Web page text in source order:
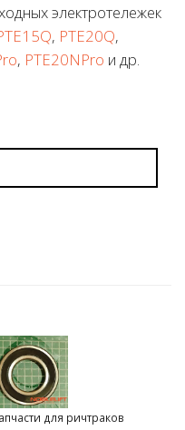
электротележек
, PTE20Q,
, PTE20NPro и др.
для ричтраков